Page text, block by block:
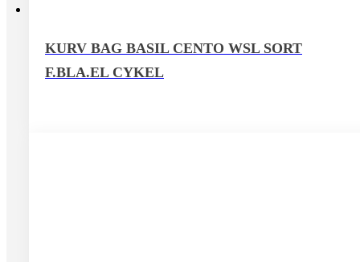
KURV BAG BASIL CENTO WSL SORT
F.BLA.EL CYKEL